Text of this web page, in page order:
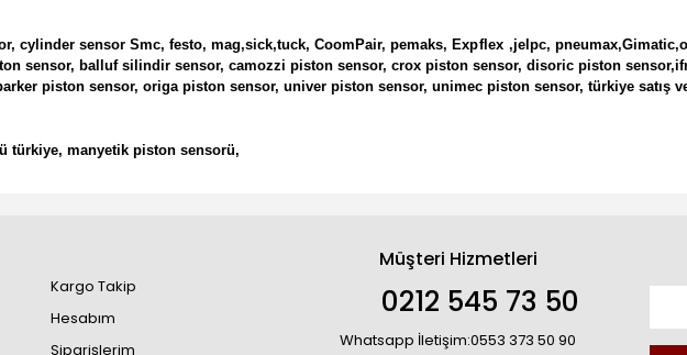
cylinder sensor Smc, festo, mag,sick,tuck, CoomPair, pemaks, Expflex ,jelpc,
sensor, balluf silindir sensor, camozzi piston sensor, crox piston sensor, disoric piston
piston sensor, origa piston sensor, univer piston sensor, unimec piston sensor, türkiye satış
türkiye, manyetik piston sensorü,
Kargo Takip
Hesabım
Siparişlerim
Müşteri Hizmetleri
0212 545 73 50
Whatsapp İletişim:0553 373 50 90